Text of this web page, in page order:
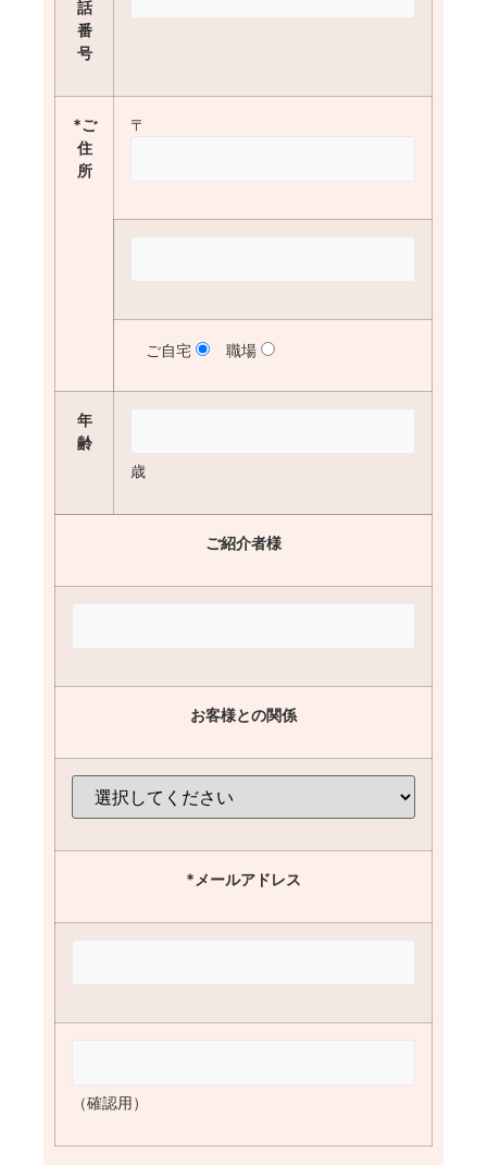
話
番
号
*ご
住
所
〒
ご自宅 職場
年
齢
歳
ご紹介者様
お客様との関係
*メールアドレス
（確認用）